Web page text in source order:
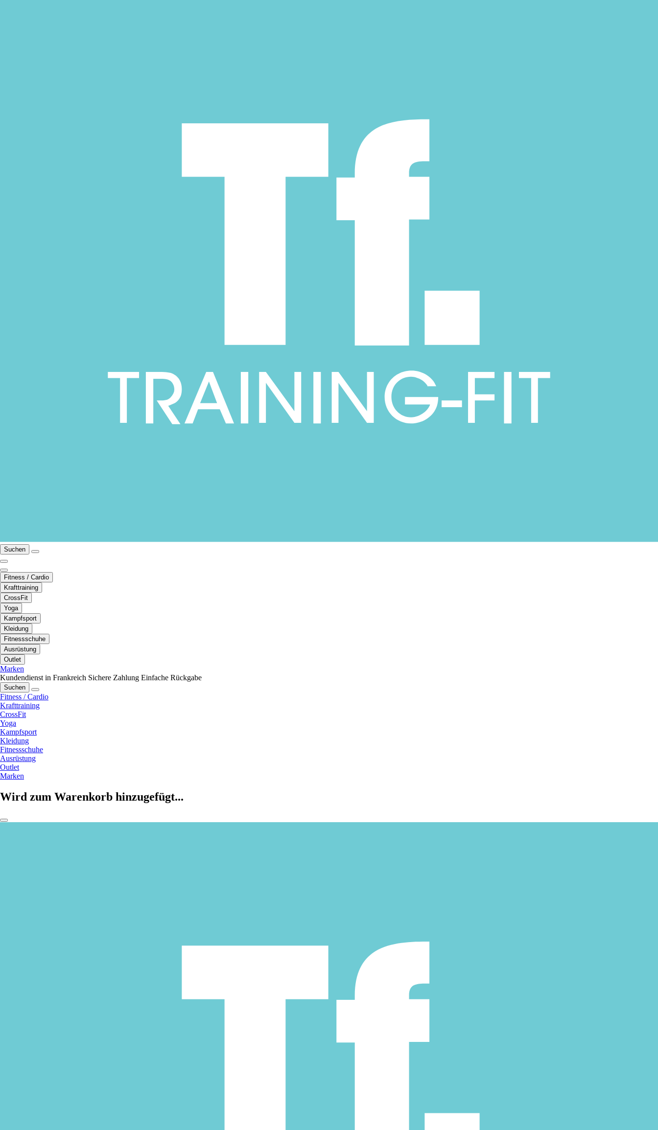
Suchen
Fitness / Cardio
Krafttraining
CrossFit
Yoga
Kampfsport
Kleidung
Fitnessschuhe
Ausrüstung
Outlet
Marken
Kundendienst in Frankreich Sichere Zahlung Einfache Rückgabe
Suchen
Fitness / Cardio
Krafttraining
CrossFit
Yoga
Kampfsport
Kleidung
Fitnessschuhe
Ausrüstung
Outlet
Marken
Wird zum Warenkorb hinzugefügt...